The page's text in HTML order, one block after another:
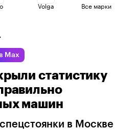
Volga
Omoda
Все марки
Max
статистику
машин
в Москве